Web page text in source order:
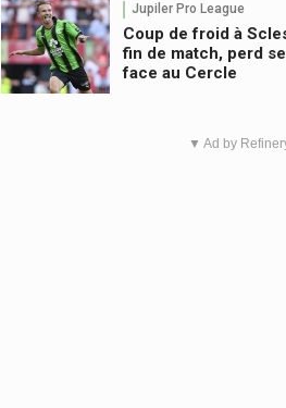
Jupiler Pro League
Coup de froid à
fin de match, perd
face au Cercle
▼ Ad by